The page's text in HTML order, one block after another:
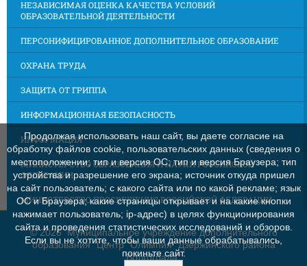
НЕЗАВИСИМАЯ ОЦЕНКА КАЧЕСТВА УСЛОВИЙ
ОБРАЗОВАТЕЛЬНОЙ ДЕЯТЕЛЬНОСТИ
ПЕРСОНИФИЦИРОВАННОЕ ДОПОЛНИТЕЛЬНОЕ ОБРАЗОВАНИЕ
ОХРАНА ТРУДА
ЗАЩИТА ОТ ГРИППА
ИНФОРМАЦИОННАЯ БЕЗОПАСНОСТЬ
ИНФОРМАЦИЯ
МИНИСТЕРСТВО ОБРАЗОВАНИЯ И НАУКИ РОССИЙСКОЙ
ФЕДЕРАЦИИ
МИНИСТЕРСТВО ПРОСВЕЩЕНИЯ РОССИЙСКОЙ ФЕДЕРАЦИИ
©2026 Муниципальное учреждение дополнительного
образования "Центр "Олимпия" Дзержинского района
Волгограда"
Продолжая использовать наш сайт, вы даете согласие на
обработку файлов cookie, пользовательских данных (сведения о
местоположении; тип и версия ОС; тип и версия Браузера; тип
устройства и разрешение его экрана; источник откуда пришел
на сайт пользователь; с какого сайта или по какой рекламе; язык
ОС и Браузера; какие страницы открывает и на какие кнопки
нажимает пользователь; ip-адрес) в целях функционирования
сайта и проведения статистических исследований и обзоров.
Если вы не хотите, чтобы ваши данные обрабатывались,
покиньте сайт.